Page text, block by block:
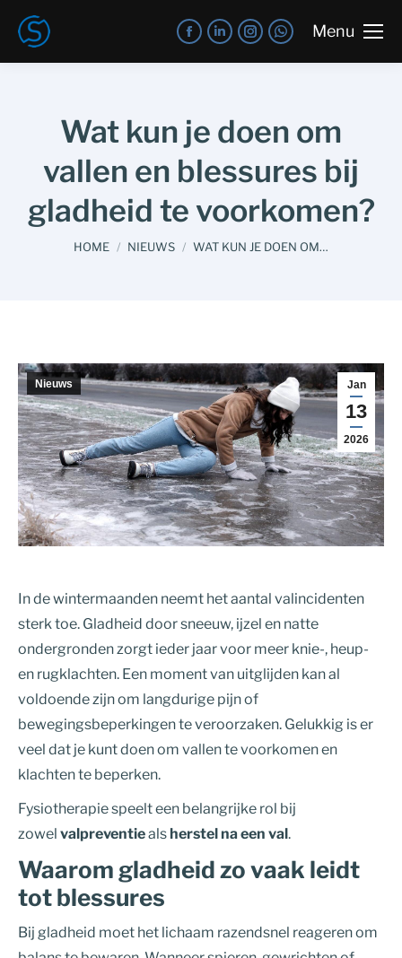
Menu
Wat kun je doen om
vallen en blessures bij
gladheid te voorkomen?
You are here:
HOME NIEUWS WAT KUN JE DOEN OM…
Jan
13
2026
Nieuws
In de wintermaanden neemt het aantal valincidenten
sterk toe. Gladheid door sneeuw, ijzel en natte
ondergronden zorgt ieder jaar voor meer knie-, heup-
en rugklachten. Een moment van uitglijden kan al
voldoende zijn om langdurige pijn of
bewegingsbeperkingen te veroorzaken. Gelukkig is er
veel dat je kunt doen om vallen te voorkomen en
klachten te beperken.
Fysiotherapie speelt een belangrijke rol bij
zowel valpreventieals herstel na een val.
Waarom gladheid zo vaak leidt
tot blessures
Bij gladheid moet het lichaam razendsnel reageren om